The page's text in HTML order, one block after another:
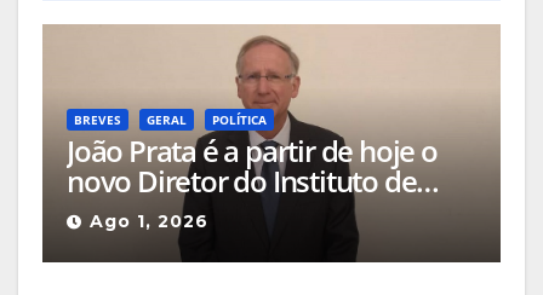
BREVES GERAL POLÍTICA
João Prata é a partir de hoje o
novo Diretor do Instituto de
Emprego e Formação
Profissional da Guarda
Ago 1, 2026